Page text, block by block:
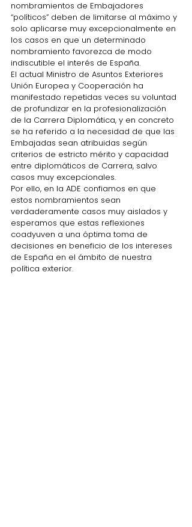
nombramientos de Embajadores
“políticos” deben de limitarse al máximo y
solo aplicarse muy excepcionalmente en
los casos en que un determinado
nombramiento favorezca de modo
indiscutible el interés de España.
El actual Ministro de Asuntos Exteriores
Unión Europea y Cooperación ha
manifestado repetidas veces su voluntad
de profundizar en la profesionalización
de la Carrera Diplomática, y en concreto
se ha referido a la necesidad de que las
Embajadas sean atribuidas según
criterios de estricto mérito y capacidad
entre diplomáticos de Carrera, salvo
casos muy excepcionales.
Por ello, en la ADE confiamos en que
estos nombramientos sean
verdaderamente casos muy aislados y
esperamos que estas reflexiones
coadyuven a una óptima toma de
decisiones en beneficio de los intereses
de España en el ámbito de nuestra
política exterior.